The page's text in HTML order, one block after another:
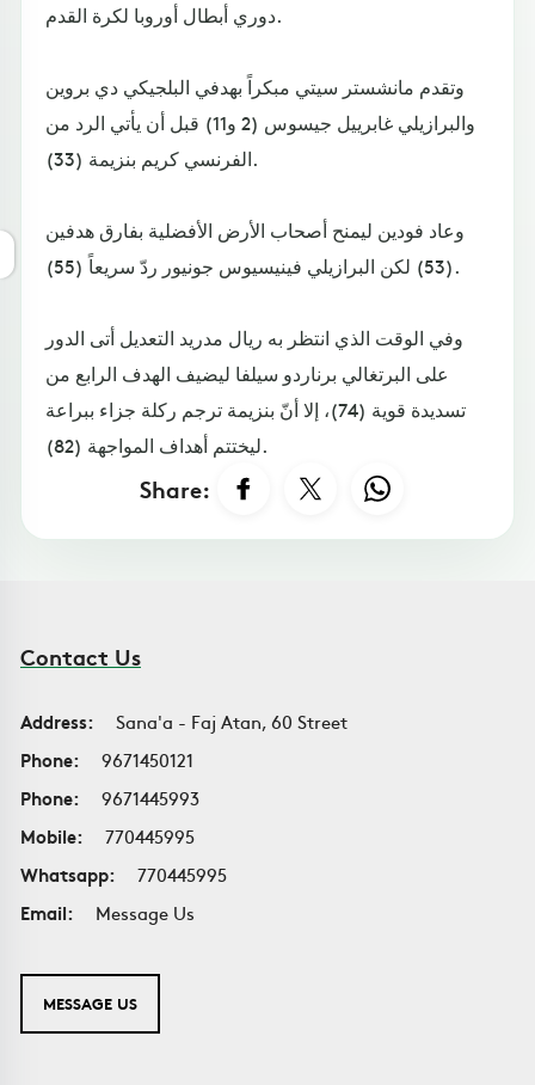
دوري أبطال أوروبا لكرة القدم.
وتقدم مانشستر سيتي مبكراً بهدفي البلجيكي دي بروين
والبرازيلي غابرييل جيسوس (2 و11) قبل أن يأتي الرد من
الفرنسي كريم بنزيمة (33).
وعاد فودين ليمنح أصحاب الأرض الأفضلية بفارق هدفين
(53) لكن البرازيلي فينيسيوس جونيور ردّ سريعاً (55).
وفي الوقت الذي انتظر به ريال مدريد التعديل أتى الدور
على البرتغالي برناردو سيلفا ليضيف الهدف الرابع من
تسديدة قوية (74)، إلا أنّ بنزيمة ترجم ركلة جزاء ببراعة
ليختتم أهداف المواجهة (82).
Share:
Contact Us
Address:
Sana'a - Faj Atan, 60 Street
Phone:
9671450121
Phone:
9671445993
Mobile:
770445995
Whatsapp:
770445995
Email:
Message Us
MESSAGE US